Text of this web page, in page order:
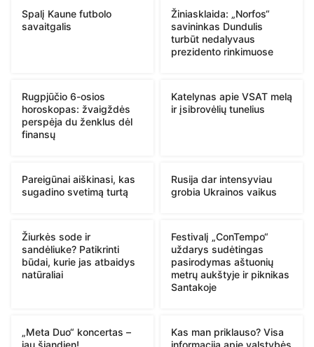
Spalį Kaune futbolo
savaitgalis
Žiniasklaida: „Norfos“
savininkas Dundulis
turbūt nedalyvaus
prezidento rinkimuose
Rugpjūčio 6-osios
horoskopas: žvaigždės
perspėja du ženklus dėl
finansų
Katelynas apie VSAT melą
ir įsibrovėlių tunelius
Pareigūnai aiškinasi, kas
sugadino svetimą turtą
Rusija dar intensyviau
grobia Ukrainos vaikus
Žiurkės sode ir
sandėliuke? Patikrinti
būdai, kurie jas atbaidys
natūraliai
Festivalį „ConTempo“
uždarys sudėtingas
pasirodymas aštuonių
metrų aukštyje ir piknikas
Santakoje
„Meta Duo“ koncertas –
jau šiandien!
Kas man priklauso? Visa
informacija apie valstybės